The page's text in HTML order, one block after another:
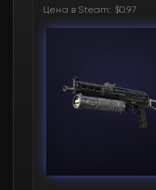
FN
FN
Цена в Steam: $0.97